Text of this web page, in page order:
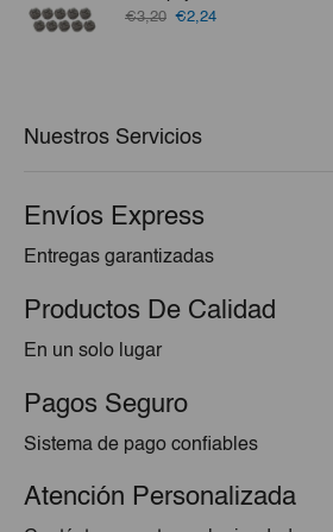
€3,20 El
€2,24El
Nuestros Servicios
Envíos Express
Entregas garantizadas
Productos De Calidad
En un solo lugar
Pagos Seguro
Sistema de pago confiables
Atención Personalizada